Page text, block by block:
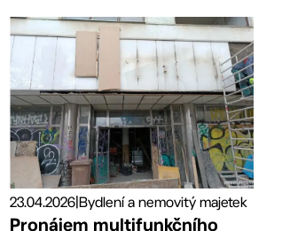
23.04.2026|Bydlení a nemovitý majetek
Pronájem multifunkčního